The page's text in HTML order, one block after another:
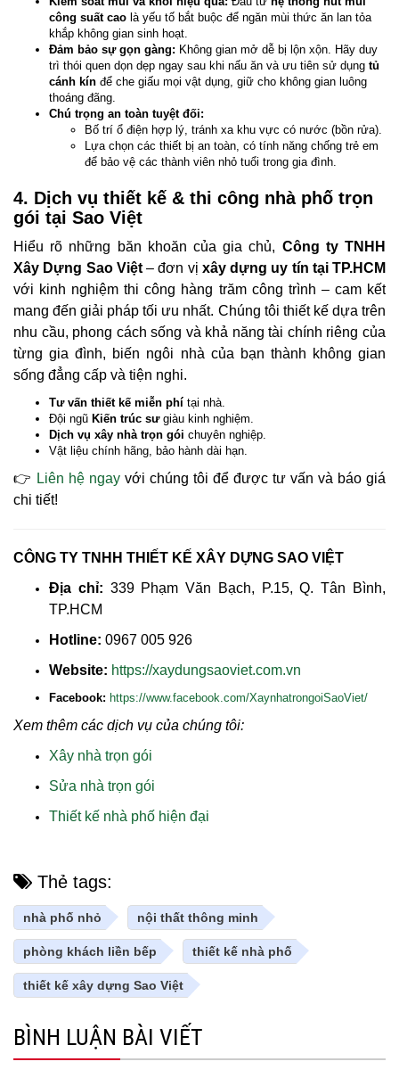
công suất cao là yếu tố bắt buộc để ngăn mùi thức ăn lan tỏa
khắp không gian sinh hoạt.
Đảm bảo sự gọn gàng: Không gian mở dễ bị lộn xộn. Hãy duy
trì thói quen dọn dẹp ngay sau khi nấu ăn và ưu tiên sử dụng tủ
cánh kín để che giấu mọi vật dụng, giữ cho không gian luông
thoáng đãng.
Chú trọng an toàn tuyệt đối:
Bố trí ổ điện hợp lý, tránh xa khu vực có nước (bồn rửa).
Lựa chọn các thiết bị an toàn, có tính năng chống trẻ em
để bảo vệ các thành viên nhỏ tuổi trong gia đình.
4. Dịch vụ thiết kế & thi công nhà phố trọn
gói tại Sao Việt
Hiểu rõ những băn khoăn của gia chủ, Công ty TNHH
Xây Dựng Sao Việt– đơn vị xây dựng uy tín tại TP.HCM
với kinh nghiệm thi công hàng trăm công trình – cam kết
mang đến giải pháp tối ưu nhất. Chúng tôi thiết kế dựa trên
nhu cầu, phong cách sống và khả năng tài chính riêng của
từng gia đình, biến ngôi nhà của bạn thành không gian
sống đẳng cấp và tiện nghi.
Tư vấn thiết kế miễn phí tại nhà.
Đội ngũ Kiến trúc sưgiàu kinh nghiệm.
Dịch vụ xây nhà trọn gói chuyên nghiệp.
Vật liệu chính hãng, bảo hành dài hạn.
👉 Liên hệ ngay với chúng tôi để được tư vấn và báo giá
chi tiết!
CÔNG TY TNHH THIẾT KẾ XÂY DỰNG SAO VIỆT
Địa chỉ: 339 Phạm Văn Bạch, P.15, Q. Tân Bình,
TP.HCM
Hotline: 0967 005 926
Website: https://xaydungsaoviet.com.vn
Facebook: https://www.facebook.com/XaynhatrongoiSaoViet/
Xem thêm các dịch vụ của chúng tôi:
Xây nhà trọn gói
Sửa nhà trọn gói
Thiết kế nhà phố hiện đại
Thẻ tags:
nhà phố nhỏ nội thất thông minh
phòng khách liền bếp thiết kế nhà phố
thiết kế xây dựng Sao Việt
BÌNH LUẬN BÀI VIẾT